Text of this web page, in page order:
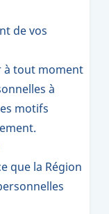
de vos
à tout moment
à
motifs
que la Région